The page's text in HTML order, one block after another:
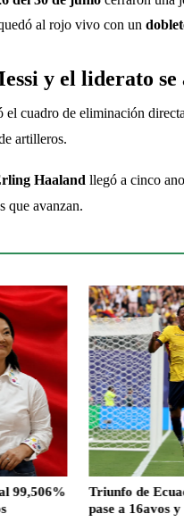
al rojo vivo con un
y el liderato
el cuadro de eliminación
artilleros.
Haaland llegó a cinco
que avanzan.
Triunfo de Ecuador ante
pase a 16avos y feriado